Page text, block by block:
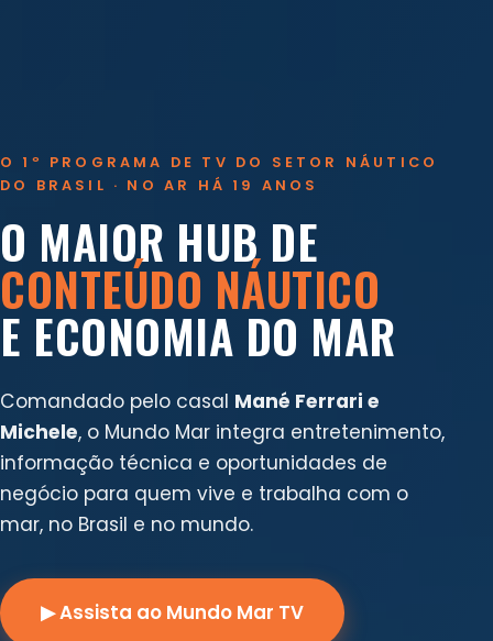
O 1º PROGRAMA DE TV DO SETOR NÁUTICO
DO BRASIL · NO AR HÁ 19 ANOS
O MAIOR HUB DE
CONTEÚDO NÁUTICO
E ECONOMIA DO MAR
Comandado pelo casal Mané Ferrari e
Michele, o Mundo Mar integra entretenimento,
informação técnica e oportunidades de
negócio para quem vive e trabalha com o
mar, no Brasil e no mundo.
▶ Assista ao Mundo Mar TV